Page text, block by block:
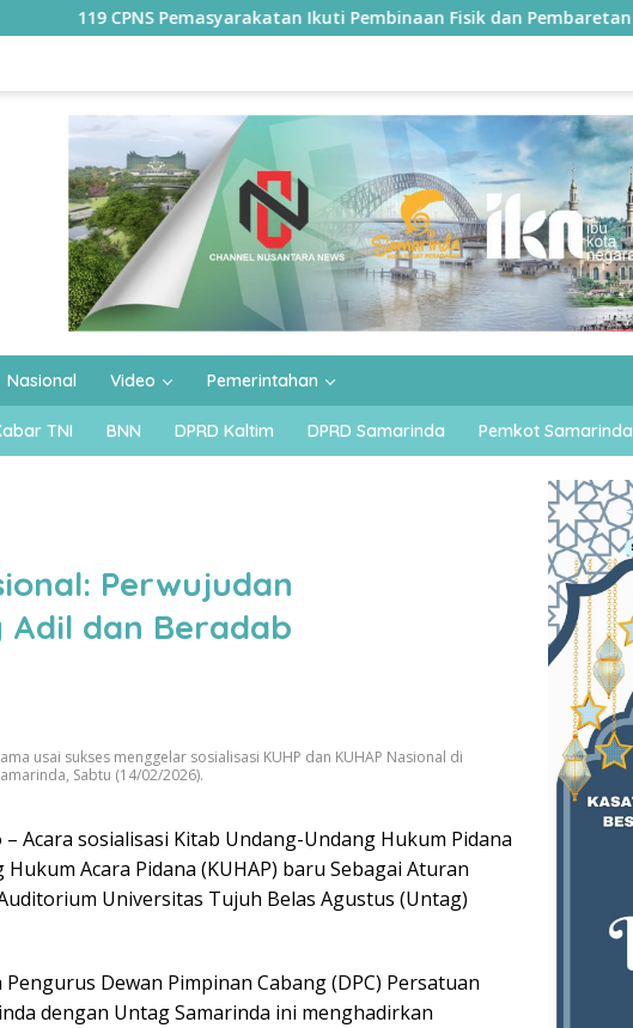
Pemasyarakatan Ikuti Pembinaan Fisik dan Pembaretan di Samarinda
Nasional Video Pemerintahan
TNI BNN DPRD Kaltim DPRD Samarinda Pemkot Samarinda
Perwujudan
Adil dan Beradab
usai sukses menggelar sosialisasi KUHP dan KUHAP Nasional di
Sabtu (14/02/2026).
– Acara sosialisasi Kitab Undang-Undang Hukum Pidana
Acara Pidana (KUHAP) baru Sebagai Aturan
Universitas Tujuh Belas Agustus (Untag)
Dewan Pimpinan Cabang (DPC) Persatuan
dengan Untag Samarinda ini menghadirkan